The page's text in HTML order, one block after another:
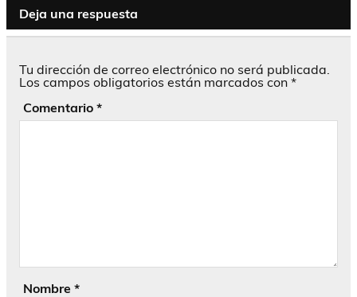
Deja una respuesta
Tu dirección de correo electrónico no será publicada.
Los campos obligatorios están marcados con *
Comentario *
Nombre *